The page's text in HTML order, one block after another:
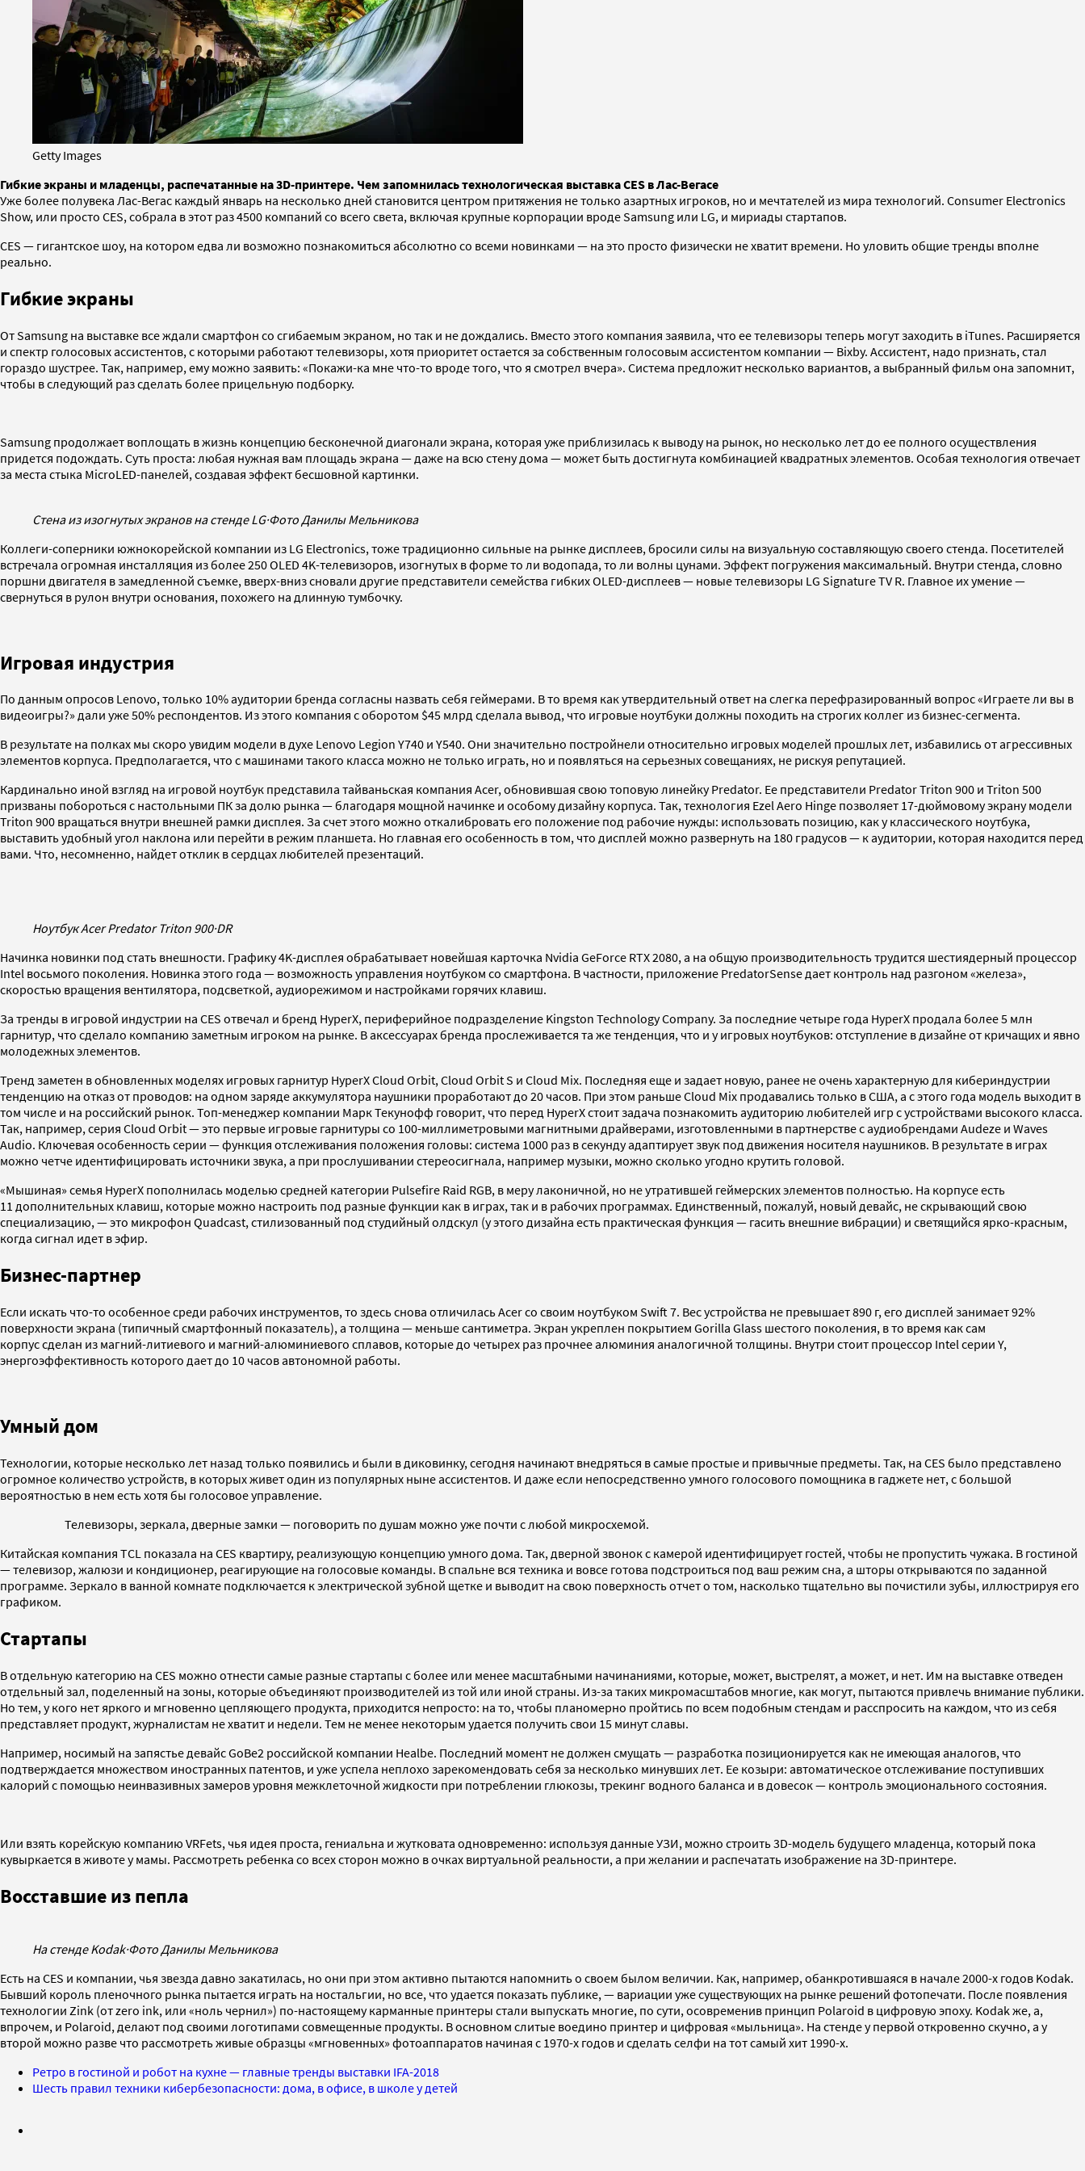
Getty Images
Гибкие экраны и младенцы, распечатанные на 3D-принтере. Чем запомнилась технологическая выставка CES в Лас-Вегасе
Уже более полувека Лас-Вегас каждый январь на несколько дней становится центром притяжения не только азартных игроков, но и мечтателей из мира технологий. Consumer Electronics
Show, или просто CES, собрала в этот раз 4500 компаний со всего света, включая крупные корпорации вроде Samsung или LG, и мириады стартапов.
CES — гигантское шоу, на котором едва ли возможно познакомиться абсолютно со всеми новинками — на это просто физически не хватит времени. Но уловить общие тренды вполне
реально.
Гибкие экраны
От Samsung на выставке все ждали смартфон со сгибаемым экраном, но так и не дождались. Вместо этого компания заявила, что ее телевизоры теперь могут заходить в iTunes. Расширяется
и спектр голосовых ассистентов, с которыми работают телевизоры, хотя приоритет остается за собственным голосовым ассистентом компании — Bixby. Ассистент, надо признать, стал
гораздо шустрее. Так, например, ему можно заявить: «Покажи-ка мне что-то вроде того, что я смотрел вчера». Система предложит несколько вариантов, а выбранный фильм она запомнит,
чтобы в следующий раз сделать более прицельную подборку.
Samsung продолжает воплощать в жизнь концепцию бесконечной диагонали экрана, которая уже приблизилась к выводу на рынок, но несколько лет до ее полного осуществления
придется подождать. Суть проста: любая нужная вам площадь экрана — даже на всю стену дома — может быть достигнута комбинацией квадратных элементов. Особая технология отвечает
за места стыка MicroLED-панелей, создавая эффект бесшовной картинки.
Стена из изогнутых экранов на стенде LG·Фото Данилы Мельникова
Коллеги-соперники южнокорейской компании из LG Electronics, тоже традиционно сильные на рынке дисплеев, бросили силы на визуальную составляющую своего стенда. Посетителей
встречала огромная инсталляция из более 250 OLED 4K-телевизоров, изогнутых в форме то ли водопада, то ли волны цунами. Эффект погружения максимальный. Внутри стенда, словно
поршни двигателя в замедленной съемке, вверх-вниз сновали другие представители семейства гибких OLED-дисплеев — новые телевизоры LG Signature TV R. Главное их умение —
свернуться в рулон внутри основания, похожего на длинную тумбочку.
Игровая индустрия
По данным опросов Lenovo, только 10% аудитории бренда согласны назвать себя геймерами. В то время как утвердительный ответ на слегка перефразированный вопрос «Играете ли вы в
видеоигры?» дали уже 50% респондентов. Из этого компания с оборотом $45 млрд сделала вывод, что игровые ноутбуки должны походить на строгих коллег из бизнес-сегмента.
В результате на полках мы скоро увидим модели в духе Lenovo Legion Y740 и Y540. Они значительно постройнели относительно игровых моделей прошлых лет, избавились от агрессивных
элементов корпуса. Предполагается, что с машинами такого класса можно не только играть, но и появляться на серьезных совещаниях, не рискуя репутацией.
Кардинально иной взгляд на игровой ноутбук представила тайваньская компания Acer, обновившая свою топовую линейку Predator. Ее представители Predator Triton 900 и Triton 500
призваны побороться с настольными ПК за долю рынка — благодаря мощной начинке и особому дизайну корпуса. Так, технология Ezel Aero Hinge позволяет 17-дюймовому экрану модели
Triton 900 вращаться внутри внешней рамки дисплея. За счет этого можно откалибровать его положение под рабочие нужды: использовать позицию, как у классического ноутбука,
выставить удобный угол наклона или перейти в режим планшета. Но главная его особенность в том, что дисплей можно развернуть на 180 градусов — к аудитории, которая находится перед
вами. Что, несомненно, найдет отклик в сердцах любителей презентаций.
Ноутбук Acer Predator Triton 900·DR
Начинка новинки под стать внешности. Графику 4K-дисплея обрабатывает новейшая карточка Nvidia GeForce RTX 2080, а на общую производительность трудится шестиядерный процессор
Intel восьмого поколения. Новинка этого года — возможность управления ноутбуком со смартфона. В частности, приложение PredatorSense дает контроль над разгоном «железа»,
скоростью вращения вентилятора, подсветкой, аудиорежимом и настройками горячих клавиш.
За тренды в игровой индустрии на CES отвечал и бренд HyperX, периферийное подразделение Kingston Technology Company. За последние четыре года HyperX продала более 5 млн
гарнитур, что сделало компанию заметным игроком на рынке. В аксессуарах бренда прослеживается та же тенденция, что и у игровых ноутбуков: отступление в дизайне от кричащих и явно
молодежных элементов.
Тренд заметен в обновленных моделях игровых гарнитур HyperX Cloud Orbit, Cloud Orbit S и Cloud Mix. Последняя еще и задает новую, ранее не очень характерную для кибериндустрии
тенденцию на отказ от проводов: на одном заряде аккумулятора наушники проработают до 20 часов. При этом раньше Cloud Mix продавались только в США, а с этого года модель выходит в
том числе и на российский рынок. Топ-менеджер компании Марк Текунофф говорит, что перед HyperX стоит задача познакомить аудиторию любителей игр с устройствами высокого класса.
Так, например, серия Cloud Orbit — это первые игровые гарнитуры со 100-миллиметровыми магнитными драйверами, изготовленными в партнерстве с аудиобрендами Audeze и Waves
Audio. Ключевая особенность серии — функция отслеживания положения головы: система 1000 раз в секунду адаптирует звук под движения носителя наушников. В результате в играх
можно четче идентифицировать источники звука, а при прослушивании стереосигнала, например музыки, можно сколько угодно крутить головой.
«Мышиная» семья HyperX пополнилась моделью средней категории Pulsefire Raid RGB, в меру лаконичной, но не утратившей геймерских элементов полностью. На корпусе есть
11 дополнительных клавиш, которые можно настроить под разные функции как в играх, так и в рабочих программах. Единственный, пожалуй, новый девайс, не скрывающий свою
специализацию, — это микрофон Quadcast, стилизованный под студийный олдскул (у этого дизайна есть практическая функция — гасить внешние вибрации) и светящийся ярко-красным,
когда сигнал идет в эфир.
Бизнес-партнер
Если искать что-то особенное среди рабочих инструментов, то здесь снова отличилась Acer со своим ноутбуком Swift 7. Вес устройства не превышает 890 г, его дисплей занимает 92%
поверхности экрана (типичный смартфонный показатель), а толщина — меньше сантиметра. Экран укреплен покрытием Gorilla Glass шестого поколения, в то время как сам
корпус сделан из магний-литиевого и магний-алюминиевого сплавов, которые до четырех раз прочнее алюминия аналогичной толщины. Внутри стоит процессор Intel серии Y,
энергоэффективность которого дает до 10 часов автономной работы.
Умный дом
Технологии, которые несколько лет назад только появились и были в диковинку, сегодня начинают внедряться в самые простые и привычные предметы. Так, на CES было представлено
огромное количество устройств, в которых живет один из популярных ныне ассистентов. И даже если непосредственно умного голосового помощника в гаджете нет, с большой
вероятностью в нем есть хотя бы голосовое управление.
Телевизоры, зеркала, дверные замки — поговорить по душам можно уже почти с любой микросхемой.
Китайская компания TCL показала на CES квартиру, реализующую концепцию умного дома. Так, дверной звонок с камерой идентифицирует гостей, чтобы не пропустить чужака. В гостиной
— телевизор, жалюзи и кондиционер, реагирующие на голосовые команды. В спальне вся техника и вовсе готова подстроиться под ваш режим сна, а шторы открываются по заданной
программе. Зеркало в ванной комнате подключается к электрической зубной щетке и выводит на свою поверхность отчет о том, насколько тщательно вы почистили зубы, иллюстрируя его
графиком.
Стартапы
В отдельную категорию на CES можно отнести самые разные стартапы с более или менее масштабными начинаниями, которые, может, выстрелят, а может, и нет. Им на выставке отведен
отдельный зал, поделенный на зоны, которые объединяют производителей из той или иной страны. Из-за таких микромасштабов многие, как могут, пытаются привлечь внимание публики.
Но тем, у кого нет яркого и мгновенно цепляющего продукта, приходится непросто: на то, чтобы планомерно пройтись по всем подобным стендам и расспросить на каждом, что из себя
представляет продукт, журналистам не хватит и недели. Тем не менее некоторым удается получить свои 15 минут славы.
Например, носимый на запястье девайс GoBe2 российской компании Healbe. Последний момент не должен смущать — разработка позиционируется как не имеющая аналогов, что
подтверждается множеством иностранных патентов, и уже успела неплохо зарекомендовать себя за несколько минувших лет. Ее козыри: автоматическое отслеживание поступивших
калорий с помощью неинвазивных замеров уровня межклеточной жидкости при потреблении глюкозы, трекинг водного баланса и в довесок — контроль эмоционального состояния.
Или взять корейскую компанию VRFets, чья идея проста, гениальна и жутковата одновременно: используя данные УЗИ, можно строить 3D-модель будущего младенца, который пока
кувыркается в животе у мамы. Рассмотреть ребенка со всех сторон можно в очках виртуальной реальности, а при желании и распечатать изображение на 3D-принтере.
Восставшие из пепла
На стенде Kodak·Фото Данилы Мельникова
Есть на CES и компании, чья звезда давно закатилась, но они при этом активно пытаются напомнить о своем былом величии. Как, например, обанкротившаяся в начале 2000-х годов Kodak.
Бывший король пленочного рынка пытается играть на ностальгии, но все, что удается показать публике, — вариации уже существующих на рынке решений фотопечати. После появления
технологии Zink (от zero ink, или «ноль чернил») по-настоящему карманные принтеры стали выпускать многие, по сути, осовременив принцип Polaroid в цифровую эпоху. Kodak же, а,
впрочем, и Polaroid, делают под своими логотипами совмещенные продукты. В основном слитые воедино принтер и цифровая «мыльница». На стенде у первой откровенно скучно, а у
второй можно разве что рассмотреть живые образцы «мгновенных» фотоаппаратов начиная с 1970-х годов и сделать селфи на тот самый хит 1990-х.
Ретро в гостиной и робот на кухне — главные тренды выставки IFA-2018
Шесть правил техники кибербезопасности: дома, в офисе, в школе у детей